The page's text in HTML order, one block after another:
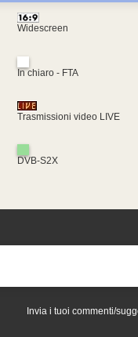
Widescreen
In chiaro - FTA
Trasmissioni video LIVE
DVB-S2X
Invia i tuoi commenti/